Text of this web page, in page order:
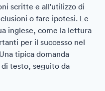
scritte e all'utilizzo di
o fare ipotesi. Le
inglese, come la lettura
per il successo nel
tipica domanda
testo, seguito da